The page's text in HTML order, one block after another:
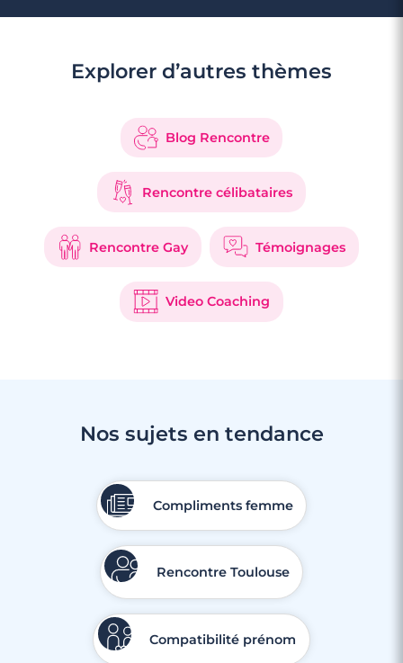
Explorer d’autres thèmes
Blog Rencontre
Rencontre célibataires
Rencontre Gay Témoignages
Video Coaching
Nos sujets en tendance
Compliments femme
Rencontre Toulouse
Compatibilité prénom